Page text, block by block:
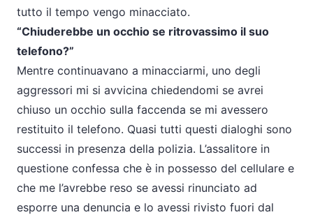
tutto il tempo vengo minacciato.
“Chiuderebbe un occhio se ritrovassimo il suo
telefono?”
Mentre continuavano a minacciarmi, uno degli
aggressori mi si avvicina chiedendomi se avrei
chiuso un occhio sulla faccenda se mi avessero
restituito il telefono. Quasi tutti questi dialoghi sono
successi in presenza della polizia. L’assalitore in
questione confessa che è in possesso del cellulare e
che me l’avrebbe reso se avessi rinunciato ad
esporre una denuncia e lo avessi rivisto fuori dal